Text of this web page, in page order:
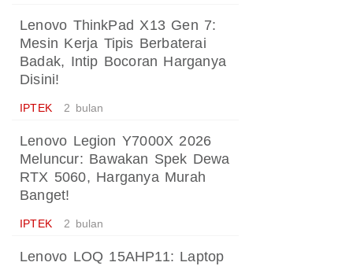
Lenovo ThinkPad X13 Gen 7:
Mesin Kerja Tipis Berbaterai
Badak, Intip Bocoran Harganya
Disini!
IPTEK 2 bulan
Lenovo Legion Y7000X 2026
Meluncur: Bawakan Spek Dewa
RTX 5060, Harganya Murah
Banget!
IPTEK 2 bulan
Lenovo LOQ 15AHP11: Laptop